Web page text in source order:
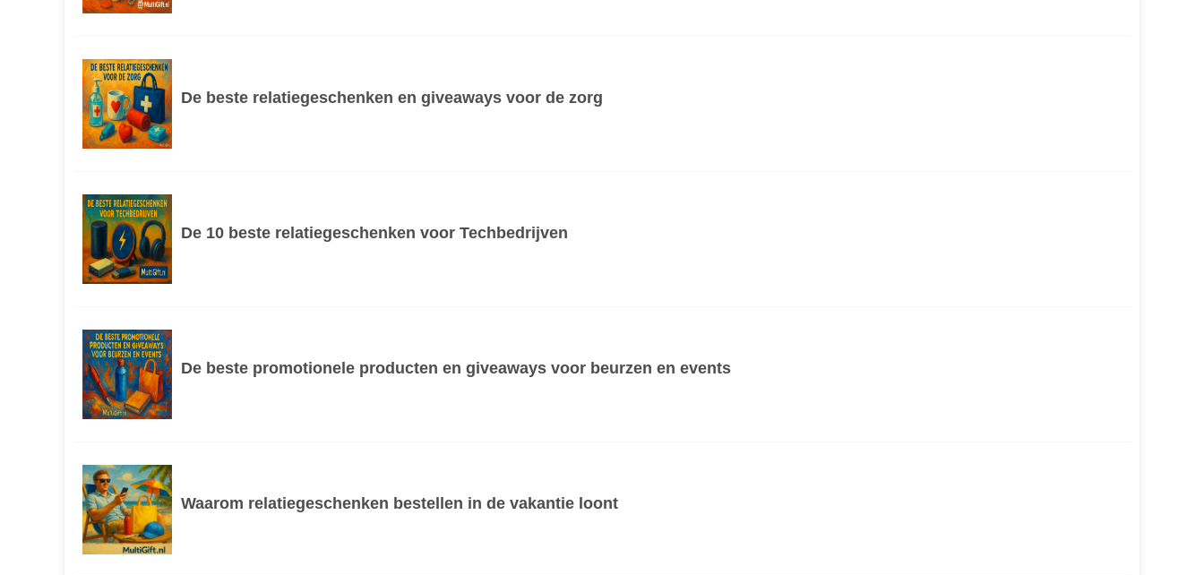
De beste relatiegeschenken en giveaways voor de zorg
De 10 beste relatiegeschenken voor Techbedrijven
De beste promotionele producten en giveaways voor beurzen en events
Waarom relatiegeschenken bestellen in de vakantie loont